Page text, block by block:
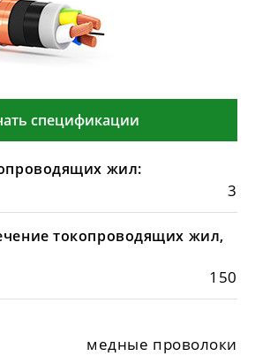
спецификации
жил:
3
токопроводящих жил,
150
медные проволоки